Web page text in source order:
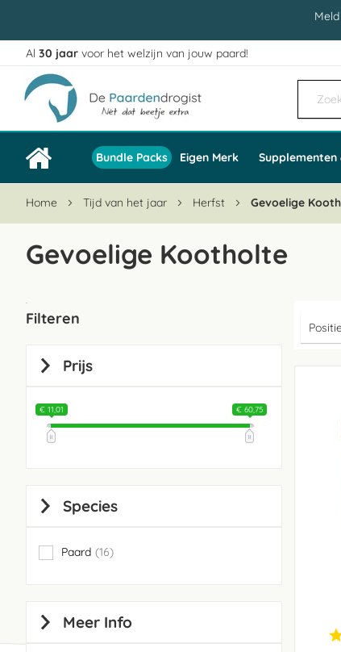
Ga
naar
de
inhoud
Al 30 jaar voor het welzijn van jouw paard!
Bundle Packs Eigen Merk Supplementen
Home Tijd van het jaar Herfst Gevoelige
Gevoelige Kootholte
Filteren
Prijs
€ 11,01 € 60,75
Species
Paard 16
items
Meer Info